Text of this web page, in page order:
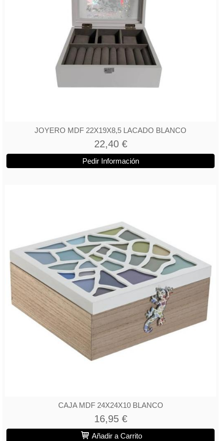
JOYERO MDF 22X19X8,5 LACADO BLANCO
22,40 €
Pedir Información
CAJA MDF 24X24X10 BLANCO
16,95 €
Añadir a Carrito